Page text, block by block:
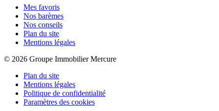
Mes favoris
Nos barèmes
Nos conseils
Plan du site
Mentions légales
© 2026 Groupe Immobilier Mercure
Plan du site
Mentions légales
Politique de confidentialité
Paramètres des cookies